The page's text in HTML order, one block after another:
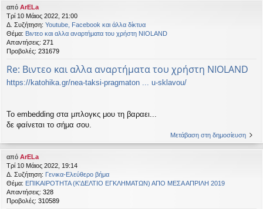
από ArELa
Τρί 10 Μάιος 2022, 21:00
Δ. Συζήτηση: Youtube, Facebook και άλλα δίκτυα
Θέμα: Βιντεο και αλλα αναρτήματα του χρήστη NIOLAND
Απαντήσεις: 271
Προβολές: 231679
Re: Βιντεο και αλλα αναρτήματα του χρήστη NIOLAND
https://katohika.gr/nea-taksi-pragmaton ... u-sklavou/
Το embedding στα μπλογκς μου τη βαραει...
δε φαίνεται το σήμα σου.
Μετάβαση στη δημοσίευση
από ArELa
Τρί 10 Μάιος 2022, 19:14
Δ. Συζήτηση: Γενικα-Ελεύθερο βήμα
Θέμα: ΕΠΙΚΑΙΡΟΤΗΤΑ (Κ'ΔΕΛΤΙΟ ΕΓΚΛΗΜΑΤΩΝ) ΑΠΟ ΜΕΣΑ ΑΠΡΙΛΗ 2019
Απαντήσεις: 328
Προβολές: 310589